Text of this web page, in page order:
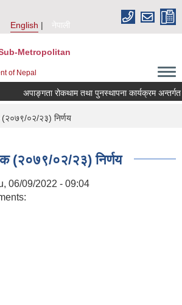
English
नेपाली
Metropolitan
of Nepal
अपाङ्गता रोकथाम तथा पुनस्थापना कार्यक्रम
(२०७९/०२/२३) निर्णय
(२०७९/०२/२३) निर्णय
06/09/2022 - 09:04